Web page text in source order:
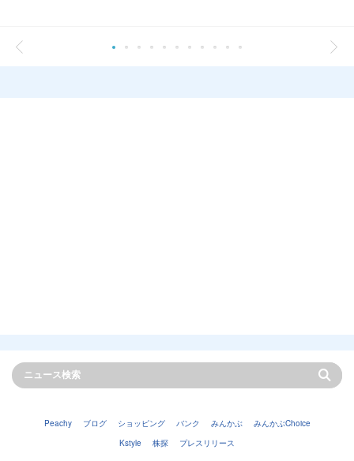
Peachy ブログ ショッピング バンク みんかぶ
みんかぶChoice
Kstyle
株探 プレスリリース